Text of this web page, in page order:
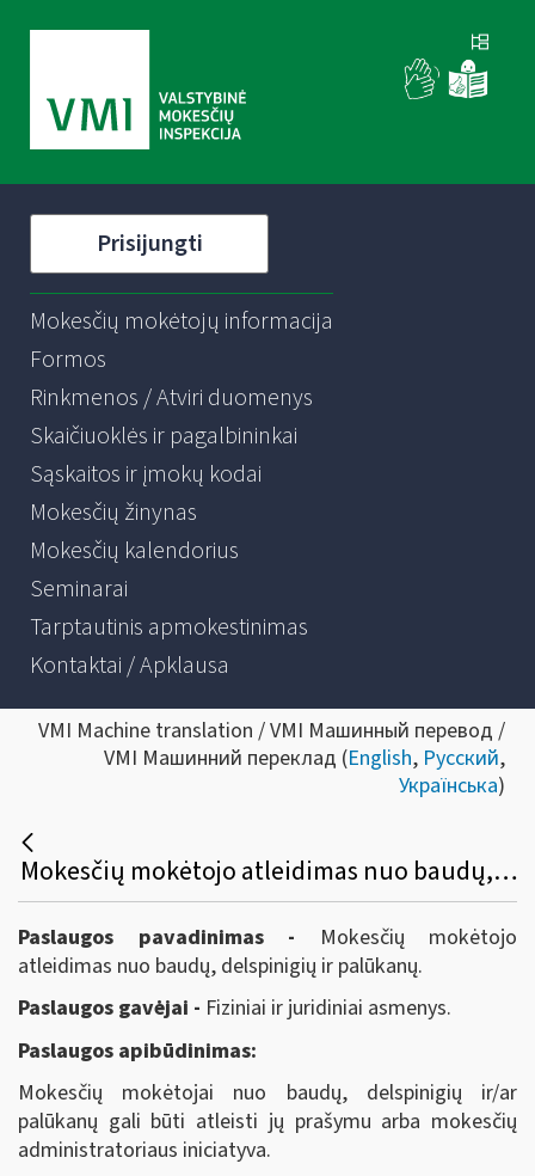
Prisijungti
Mokesčių mokėtojų informacija
Formos
Rinkmenos / Atviri duomenys
Skaičiuoklės ir pagalbininkai
Sąskaitos ir įmokų kodai
Mokesčių žinynas
Mokesčių kalendorius
Seminarai
Tarptautinis apmokestinimas
Kontaktai / Apklausa
VMI Machine translation / VMI Машинный перевод /
VMI Машинний переклад (English, Русский,
Українська)
Mokesčių mokėtojo atleidimas nuo baudų, delspinigių ir palūkanų
Paslaugos pavadinimas - Mokesčių mokėtojo
atleidimas nuo baudų, delspinigių ir palūkanų.
Paslaugos gavėjai - Fiziniai ir juridiniai asmenys.
Paslaugos apibūdinimas:
Mokesčių mokėtojai nuo baudų, delspinigių ir/ar
palūkanų gali būti atleisti jų prašymu arba mokesčių
administratoriaus iniciatyva.